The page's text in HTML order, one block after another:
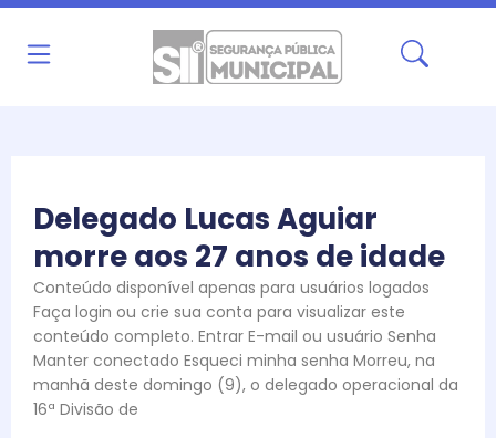
Ir
Delegado Lucas Aguiar
morre aos 27 anos de idade
Conteúdo disponível apenas para usuários logados
Faça login ou crie sua conta para visualizar este
conteúdo completo. Entrar E-mail ou usuário Senha
Manter conectado Esqueci minha senha Morreu, na
manhã deste domingo (9), o delegado operacional da
16ª Divisão de